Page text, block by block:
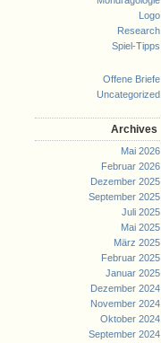
Logo
Research
Spiel-Tipps
Offene Briefe
Uncategorized
Archives
Mai 2026
Februar 2026
Dezember 2025
September 2025
Juli 2025
Mai 2025
März 2025
Februar 2025
Januar 2025
Dezember 2024
November 2024
Oktober 2024
September 2024